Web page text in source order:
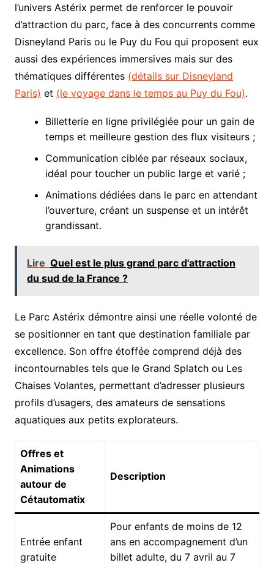
l’univers Astérix permet de renforcer le pouvoir
d’attraction du parc, face à des concurrents comme
Disneyland Paris ou le Puy du Fou qui proposent eux
aussi des expériences immersives mais sur des
thématiques différentes (détails sur Disneyland
Paris) et (le voyage dans le temps au Puy du Fou).
Billetterie en ligne privilégiée pour un gain de
temps et meilleure gestion des flux visiteurs ;
Communication ciblée par réseaux sociaux,
idéal pour toucher un public large et varié ;
Animations dédiées dans le parc en attendant
l’ouverture, créant un suspense et un intérêt
grandissant.
Lire Quel est le plus grand parc d'attraction
du sud de la France ?
Le Parc Astérix démontre ainsi une réelle volonté de
se positionner en tant que destination familiale par
excellence. Son offre étoffée comprend déjà des
incontournables tels que le Grand Splatch ou Les
Chaises Volantes, permettant d’adresser plusieurs
profils d’usagers, des amateurs de sensations
aquatiques aux petits explorateurs.
Offres et
Animations
autour de
Cétautomatix
Description
Entrée enfant
gratuite
Pour enfants de moins de 12
ans en accompagnement d’un
billet adulte, du 7 avril au 7